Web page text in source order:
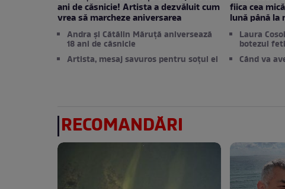
ani de căsnicie! Artista a dezvăluit cum
vrea să marcheze aniversarea
Andra și Cătălin Măruță aniversează
18 ani de căsnicie
Artista, mesaj savuros pentru soțul ei
fiica cea
lună până la
Laura
botezul
Când va
RECOMANDĂRI